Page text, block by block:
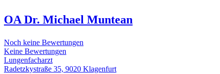
OA Dr. Michael Muntean
Noch keine Bewertungen
Keine Bewertungen
Lungenfacharzt
Radetzkystraße 35, 9020 Klagenfurt